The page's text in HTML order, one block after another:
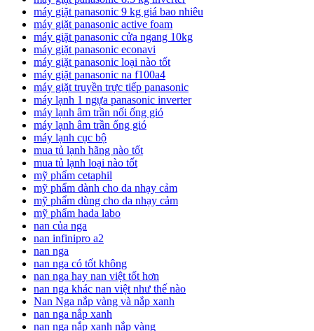
máy giặt panasonic 9 kg giá bao nhiêu
máy giặt panasonic active foam
máy giặt panasonic cửa ngang 10kg
máy giặt panasonic econavi
máy giặt panasonic loại nào tốt
máy giặt panasonic na f100a4
máy giặt truyền trực tiếp panasonic
máy lạnh 1 ngựa panasonic inverter
máy lạnh âm trần nối ống gió
máy lạnh âm trần ống gió
máy lạnh cục bộ
mua tủ lạnh hãng nào tốt
mua tủ lạnh loại nào tốt
mỹ phẩm cetaphil
mỹ phẩm dành cho da nhạy cảm
mỹ phẩm dùng cho da nhạy cảm
mỹ phẩm hada labo
nan của nga
nan infinipro a2
nan nga
nan nga có tốt không
nan nga hay nan việt tốt hơn
nan nga khác nan việt như thế nào
Nan Nga nắp vàng và nắp xanh
nan nga nắp xanh
nan nga nắp xanh nắp vàng